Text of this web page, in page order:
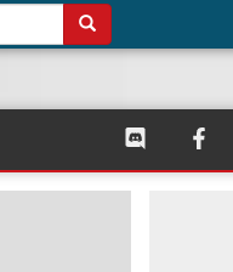
SQUARE